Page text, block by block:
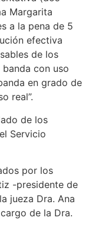
Margarita
a la pena de 5
efectiva
de los
con uso
en grado de
real”.
de los
Servicio
por los
-presidente de
jueza Dra. Ana
de la Dra.